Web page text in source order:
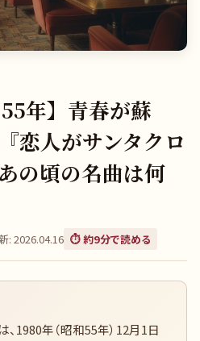
55年】青春が蘇
恋人がサンタクロ
の頃の名曲は何
: 2026.04.16 ⏱️ 約9分で読める
、1980年（昭和55年）12月1日